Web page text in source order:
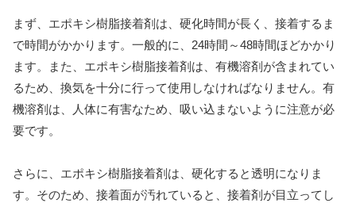
まず、エポキシ樹脂接着剤は、硬化時間が長く、接着するま
で時間がかかります。一般的に、24時間～48時間ほどかかり
ます。また、エポキシ樹脂接着剤は、有機溶剤が含まれてい
るため、換気を十分に行って使用しなければなりません。有
機溶剤は、人体に有害なため、吸い込まないように注意が必
要です。
さらに、エポキシ樹脂接着剤は、硬化すると透明になりま
す。そのため、接着面が汚れていると、接着剤が目立ってし